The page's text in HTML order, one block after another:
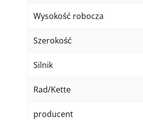
Wysokość robocza
Szerokość
Silnik
Rad/Kette
producent